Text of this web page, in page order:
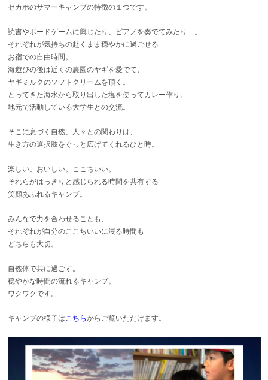
セカホのサマーキャンプの特徴の１つです。
読書やボードゲームに興じたり、ピアノを奏でてみたり…。
それぞれが気持ちの赴くまま穏やかに過ごせる
お宿での自由時間。
海遊びの後は近くの農園のヤギを愛でて、
ヤギミルクのソフトクリームを頂く。
とってきた海水から取り出した塩を使ってカレー作り。
地元で活動している大学生との交流。
そこに息づく自然、人々との関わりは、
生き方の選択肢をぐっと広げてくれるひと時。
楽しい。おいしい。ここちいい。
それらがはっきりと感じられる時間を共有する
笑顔あふれるキャンプ。
みんなで力を合わせることも、
それぞれが自分のここちいいに浸る時間も
どちらも大切。
自然体で共に過ごす。
穏やかな時間の流れるキャンプ。
ワクワクです。
キャンプの様子はこちらからご覧いただけます。